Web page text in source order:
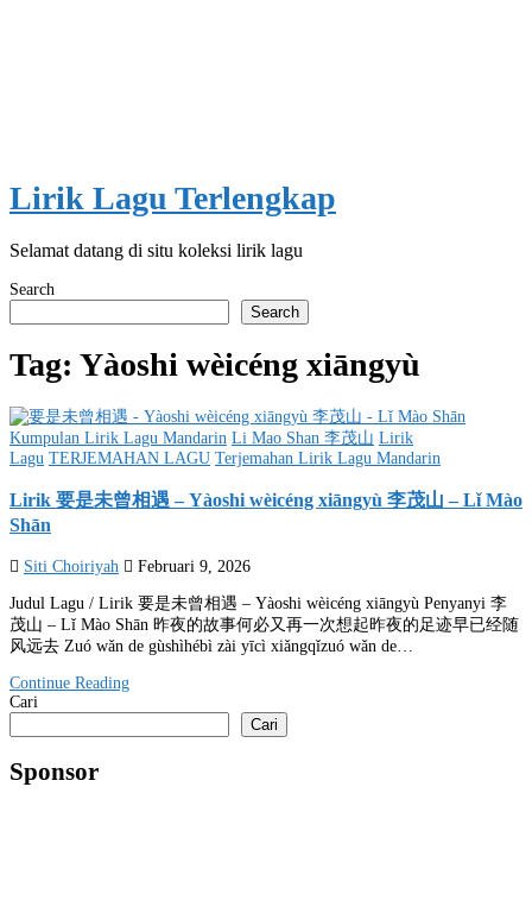
Lirik Lagu Terlengkap
Selamat datang di situ koleksi lirik lagu
Search
Search
Tag: Yàoshi wèicéng xiāngyù
Posted
in
Kumpulan Lirik Lagu Mandarin Li Mao Shan 李茂山 Lirik
Lagu TERJEMAHAN LAGU Terjemahan Lirik Lagu Mandarin
Lirik 要是未曾相遇 – Yàoshi wèicéng xiāngyù 李茂山 – Lǐ Mào
Shān
Siti Choiriyah Februari 9, 2026
Judul Lagu / Lirik 要是未曾相遇 – Yàoshi wèicéng xiāngyù Penyanyi 李
茂山 – Lǐ Mào Shān 昨夜的故事何必又再一次想起昨夜的足迹早已经随
风远去 Zuó wǎn de gùshìhébì zài yīcì xiǎngqǐzuó wǎn de…
Continue Reading
Cari
Cari
Sponsor